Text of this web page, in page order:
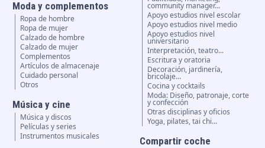
Moda y complementos
Ropa de hombre
Ropa de mujer
Calzado de hombre
Calzado de mujer
Complementos
Artículos de almacenaje
Cuidado personal
Otros
Música y cine
Música y discos
Películas y series
Instrumentos musicales
community manager...
Apoyo estudios nivel escolar
Apoyo estudios nivel medio
Apoyo estudios nivel
universitario
Interpretación, teatro...
Escritura y oratoria
Decoración, jardinería,
bricolaje...
Cocina y cocktails
Moda: Diseño, patronaje, corte
y confección
Otras disciplinas y oficios
Yoga, pilates, tai chi...
Compartir coche